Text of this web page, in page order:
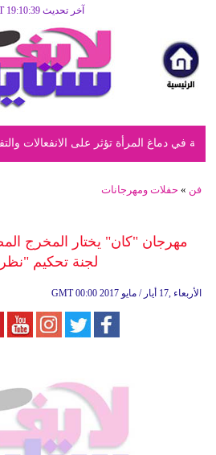
آخر تحديث GMT 19:10:39
دماغ المرأة تؤثر على الانفعالات
فن » حفلات ومهرجانات
مهرجان "كان" يختار المخرج
لجنة تحكيم
GMT 00:00 2017 الأربعاء ,17 أيار / مايو